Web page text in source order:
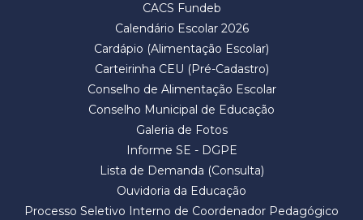
CACS Fundeb
Calendário Escolar 2026
Cardápio (Alimentação Escolar)
Carteirinha CEU (Pré-Cadastro)
Conselho de Alimentação Escolar
Conselho Municipal de Educação
Galeria de Fotos
Informe SE - DGPE
Lista de Demanda (Consulta)
Ouvidoria da Educação
Processo Seletivo Interno de Coordenador Pedagógico